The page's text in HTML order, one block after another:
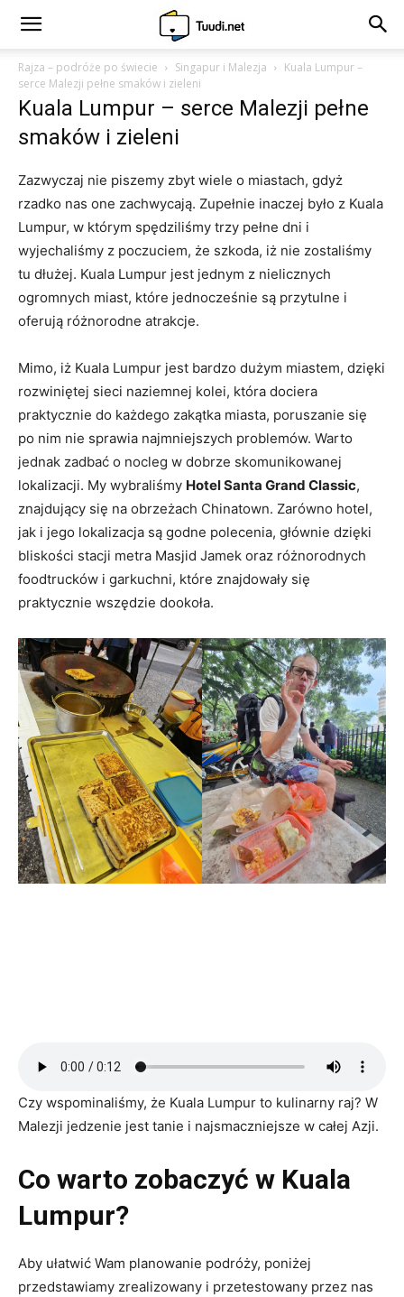
Rajza – podróże po świecie Singapur i Malezja
Kuala Lumpur –
serce Malezji pełne smaków i zieleni
Kuala Lumpur – serce Malezji pełne
smaków i zieleni
Zazwyczaj nie piszemy zbyt wiele o miastach, gdyż
rzadko nas one zachwycają. Zupełnie inaczej było z Kuala
Lumpur, w którym spędziliśmy trzy pełne dni i
wyjechaliśmy z poczuciem, że szkoda, iż nie zostaliśmy
tu dłużej. Kuala Lumpur jest jednym z nielicznych
ogromnych miast, które jednocześnie są przytulne i
oferują różnorodne atrakcje.
Mimo, iż Kuala Lumpur jest bardzo dużym miastem, dzięki
rozwiniętej sieci naziemnej kolei, która dociera
praktycznie do każdego zakątka miasta, poruszanie się
po nim nie sprawia najmniejszych problemów. Warto
jednak zadbać o nocleg w dobrze skomunikowanej
lokalizacji. My wybraliśmy Hotel Santa Grand Classic,
znajdujący się na obrzeżach Chinatown. Zarówno hotel,
jak i jego lokalizacja są godne polecenia, głównie dzięki
bliskości stacji metra Masjid Jamek oraz różnorodnych
foodtrucków i garkuchni, które znajdowały się
praktycznie wszędzie dookoła.
Czy wspominaliśmy, że Kuala Lumpur to kulinarny raj? W
Malezji jedzenie jest tanie i najsmaczniejsze w całej Azji.
Co warto zobaczyć w Kuala
Lumpur?
Aby ułatwić Wam planowanie podróży, poniżej
przedstawiamy zrealizowany i przetestowany przez nas